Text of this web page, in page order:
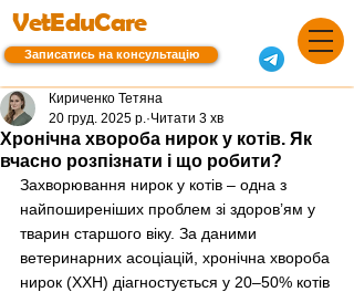
VetEduCare
Записатись на консультацію
Хронічна хвороба нирок у котів. Як
вчасно розпізнати і що робити?
Кириченко Тетяна
20 груд. 2025 р. Читати 3 хв
Захворювання нирок у котів – одна з
найпоширеніших проблем зі здоров’ям у
тварин старшого віку. За даними
ветеринарних асоціацій, хронічна хвороба
нирок (ХХН) діагностується у 20–50% котів